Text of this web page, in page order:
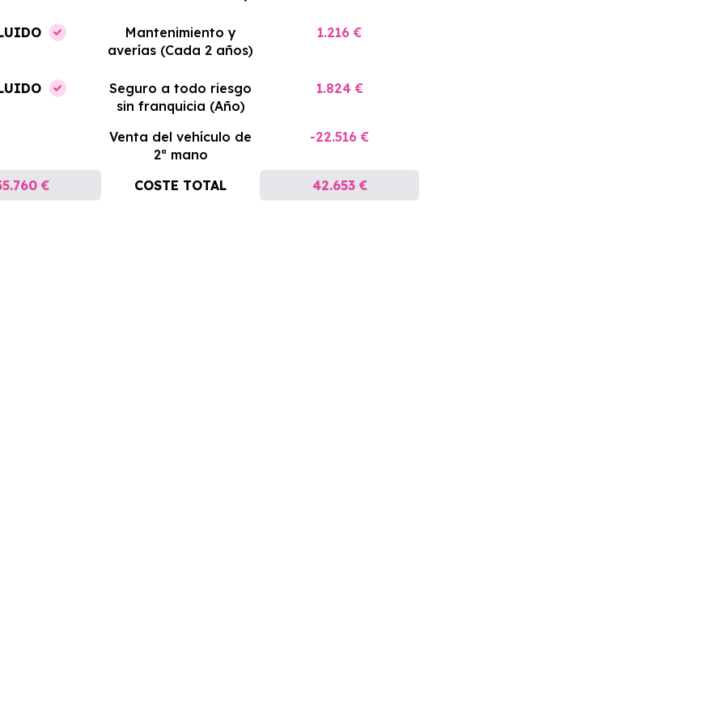
Mantenimiento y
averías (Cada 2 años)
1.216 €
Seguro a todo riesgo
sin franquicia (Año)
1.824 €
Venta del vehículo de
2ª mano
-22.516 €
€ COSTE TOTAL 42.653 €